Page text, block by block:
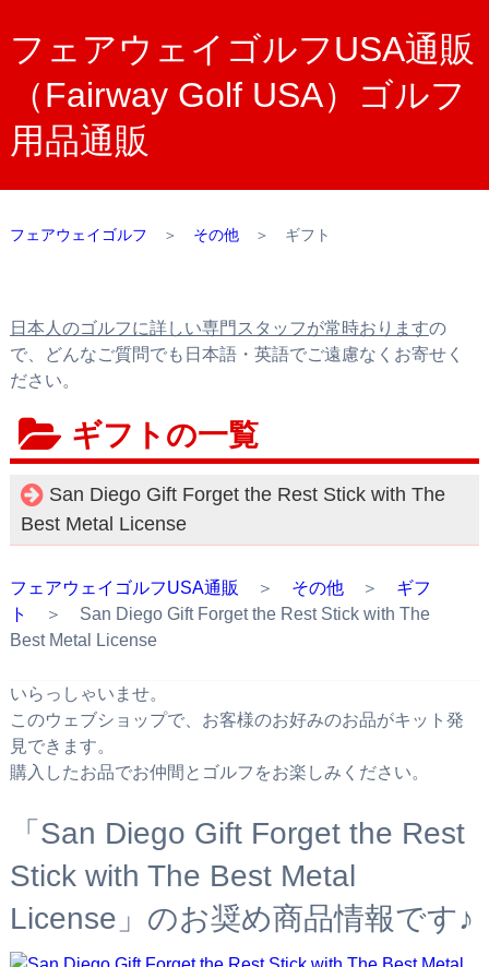
フェアウェイゴルフUSA通販
（Fairway Golf USA）ゴルフ
用品通販
フェアウェイゴルフ ＞ その他＞ ギフト
日本人のゴルフに詳しい専門スタッフが常時おりますの
で、どんなご質問でも日本語・英語でご遠慮なくお寄せく
ださい。
ギフトの一覧
San Diego Gift Forget the Rest Stick with The
Best Metal License
フェアウェイゴルフUSA通販 ＞ その他＞ ギフ
ト
＞ San Diego Gift Forget the Rest Stick with The
Best Metal License
いらっしゃいませ。
このウェブショップで、お客様のお好みのお品がキット発
見できます。
購入したお品でお仲間とゴルフをお楽しみください。
「San Diego Gift Forget the Rest
Stick with The Best Metal
License」のお奨め商品情報です♪